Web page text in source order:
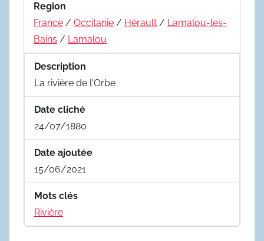
Region
France / Occitanie / Hérault / Lamalou-les-
Bains / Lamalou
Description
La rivière de l'Orbe
Date cliché
24/07/1880
Date ajoutée
15/06/2021
Mots clés
Rivière